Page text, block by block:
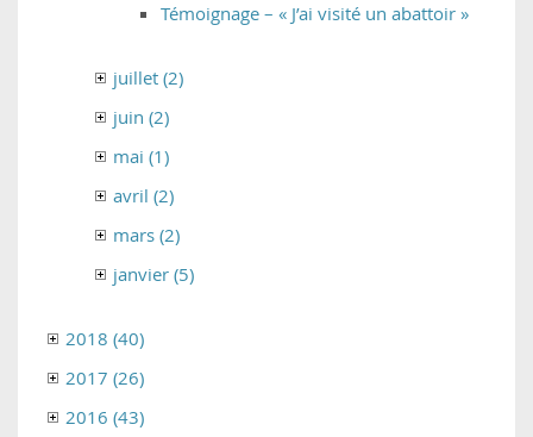
Témoignage – « J’ai visité un abattoir »
juillet (2)
juin (2)
mai (1)
avril (2)
mars (2)
janvier (5)
2018 (40)
2017 (26)
2016 (43)